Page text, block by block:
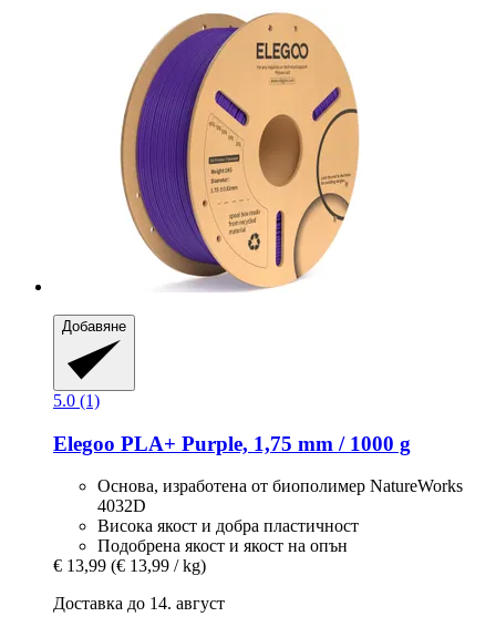
Добавяне
5.0 (1)
Elegoo PLA+ Purple, 1,75 mm / 1000 g
Основа, изработена от биополимер NatureWorks
4032D
Висока якост и добра пластичност
Подобрена якост и якост на опън
€ 13,99 (€ 13,99 / kg)
Доставка до 14. август